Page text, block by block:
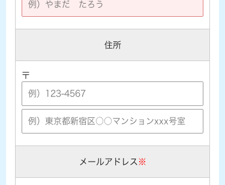
住所
〒
メールアドレス ※